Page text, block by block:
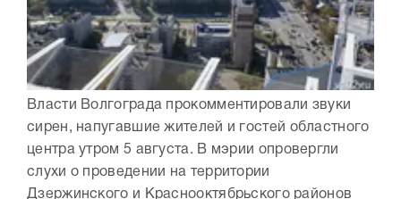
Власти Волгограда прокомментировали звуки
сирен, напугавшие жителей и гостей областного
центра утром 5 августа. В мэрии опровергли
слухи о проведении на территории
Дзержинского и Краснооктябрьского районов